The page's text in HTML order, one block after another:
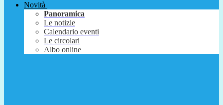
Novità
Panoramica
Le notizie
Calendario eventi
Le circolari
Albo online